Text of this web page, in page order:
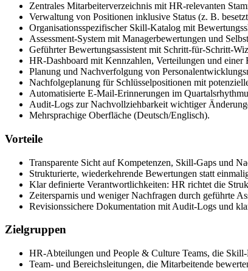
Zentrales Mitarbeiterverzeichnis mit HR-relevanten
Verwaltung von Positionen inklusive Status (z. B.
Organisationsspezifischer Skill-Katalog mit
Assessment-System mit Managerbewertungen und
Geführter Bewertungsassistent mit Schritt-für-Schritt-
HR-Dashboard mit Kennzahlen, Verteilungen und einer
Planung und Nachverfolgung von
Nachfolgeplanung für Schlüsselpositionen mit
Automatisierte E-Mail-Erinnerungen im
Audit-Logs zur Nachvollziehbarkeit wichtiger
Mehrsprachige Oberfläche (Deutsch/Englisch).
Vorteile
Transparente Sicht auf Kompetenzen, Skill-Gaps und
Strukturierte, wiederkehrende Bewertungen statt
Klar definierte Verantwortlichkeiten: HR richtet die
Zeitersparnis und weniger Nachfragen durch geführte
Revisionssichere Dokumentation mit Audit-Logs und
Zielgruppen
HR-Abteilungen und People & Culture Teams, die
Team- und Bereichsleitungen, die Mitarbeitende